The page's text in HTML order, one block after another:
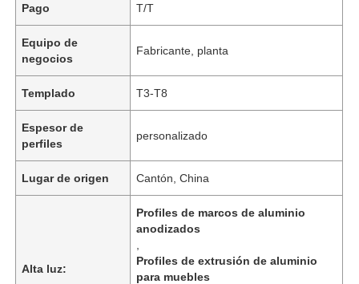
Pago T/T
Equipo de
negocios
Fabricante, planta
Templado T3-T8
Espesor de
perfiles
personalizado
Lugar de origen Cantón, China
Alta luz:
Profiles de marcos de aluminio
anodizados
Profiles de extrusión de aluminio
para muebles